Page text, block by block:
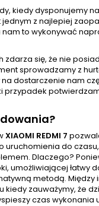
kiedy dysponujemy
z najlepiej
to wykonywać
zdarza się, że nie
sprowadzamy z
dostarczenie nam
przypadek
XIAOMI REDMI 7
uruchomienia do
Dlaczego?
umożliwiającej łatwy
metodą. Między
zauważymy, że
czas wykonania